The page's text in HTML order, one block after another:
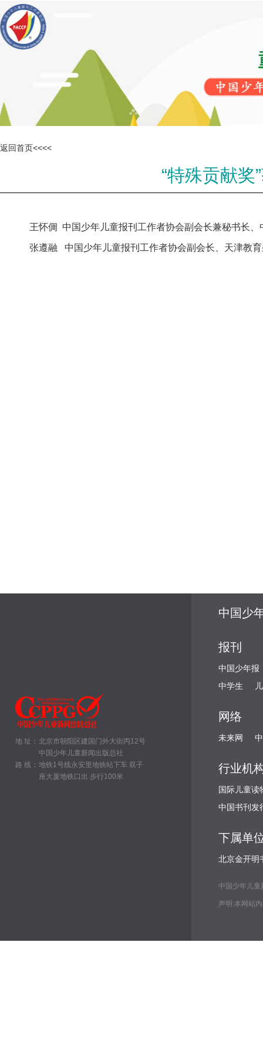
返回首页<<<<
“特殊贡献奖
王怀倜 中国少年儿童报刊工作者协会副会长兼秘书长
张遵融 中国少年儿童报刊工作者协会副会长、天津教
地 址： 北京市朝阳区建国门外大街丙12号
中国少年儿童新闻出版总社
路 线： 地铁1号线永安里地铁站下车 双子
座大厦地铁口出 步行100米
中国少
报刊
中国少年报
中学生
网络
未来网
行业机
国际儿童读
中国书刊发
下属单
北京金开明
中国少年儿
声明:本网站